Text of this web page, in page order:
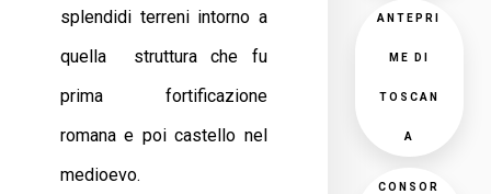
splendidi terreni intorno a
quella struttura che fu
prima fortificazione
romana e poi castello nel
medioevo.
ANTEPRI
ME DI
TOSCAN
A
CONSOR